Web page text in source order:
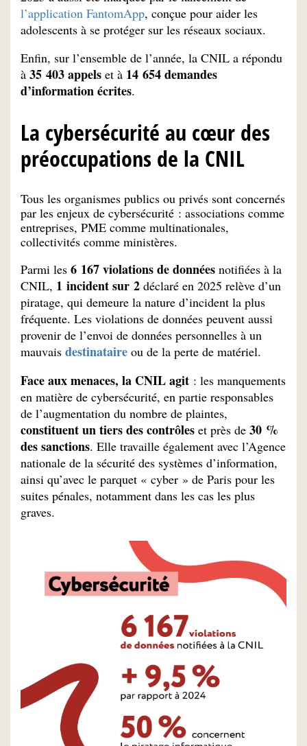
l’application FantomApp, conçue pour aider les
adolescents à se protéger sur les réseaux sociaux.
Enfin, sur l’ensemble de l’année, la CNIL a répondu
à 35 403 appels et à 14 654 demandes
d’information écrites.
La cybersécurité au cœur des
préoccupations de la CNIL
Tous les organismes publics ou privés sont concernés
par les enjeux de cybersécurité : associations comme
entreprises, PME comme multinationales,
collectivités comme ministères.
Parmi les 6 167 violations de données notifiées à la
CNIL, 1 incident sur 2 déclaré en 2025 relève d’un
piratage, qui demeure la nature d’incident la plus
fréquente. Les violations de données peuvent aussi
provenir de l’envoi de données personnelles à un
mauvais destinataire ou de la perte de matériel.
Face aux menaces, la CNIL agit : les manquements
en matière de cybersécurité, en partie responsables
de l’augmentation du nombre de plaintes,
constituent un tiers des contrôles et près de 30 %
des sanctions. Elle travaille également avec l’Agence
nationale de la sécurité des systèmes d’information,
ainsi qu’avec le parquet « cyber » de Paris pour les
suites pénales, notamment dans les cas les plus
graves.